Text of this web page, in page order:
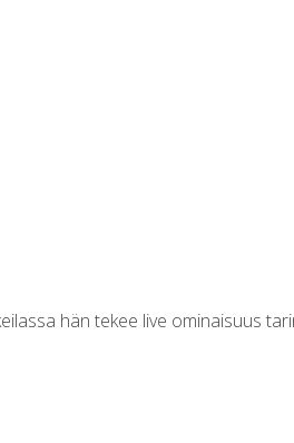
hän tekee live ominaisuus